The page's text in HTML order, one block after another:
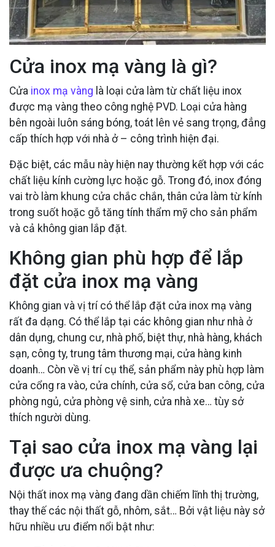
Cửa inox mạ vàng là gì?
Cửa inox mạ vàng là loại cửa làm từ chất liệu inox
được mạ vàng theo công nghệ PVD. Loại cửa hàng
bên ngoài luôn sáng bóng, toát lên vẻ sang trọng, đẳng
cấp thích hợp với nhà ở – công trình hiện đại.
Đặc biệt, các mẫu này hiện nay thường kết hợp với các
chất liệu kính cường lực hoặc gỗ. Trong đó, inox đóng
vai trò làm khung cửa chắc chắn, thân cửa làm từ kính
trong suốt hoặc gỗ tăng tính thẩm mỹ cho sản phẩm
và cả không gian lắp đặt.
Không gian phù hợp để lắp
đặt cửa inox mạ vàng
Không gian và vị trí có thể lắp đặt cửa inox mạ vàng
rất đa dạng. Có thể lắp tại các không gian như nhà ở
dân dụng, chung cư, nhà phố, biệt thự, nhà hàng, khách
sạn, công ty, trung tâm thương mại, cửa hàng kinh
doanh… Còn về vị trí cụ thể, sản phẩm này phù hợp làm
cửa cổng ra vào, cửa chính, cửa sổ, cửa ban công, cửa
phòng ngủ, cửa phòng vệ sinh, cửa nhà xe… tùy sở
thích người dùng.
Tại sao cửa inox mạ vàng lại
được ưa chuộng?
Nội thất inox mạ vàng đang dần chiếm lĩnh thị trường,
thay thế các nội thất gỗ, nhôm, sắt… Bởi vật liệu này sở
hữu nhiều ưu điểm nổi bật như: